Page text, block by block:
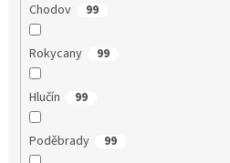
Chodov 99
Rokycany 99
Hlučín 99
Poděbrady 99